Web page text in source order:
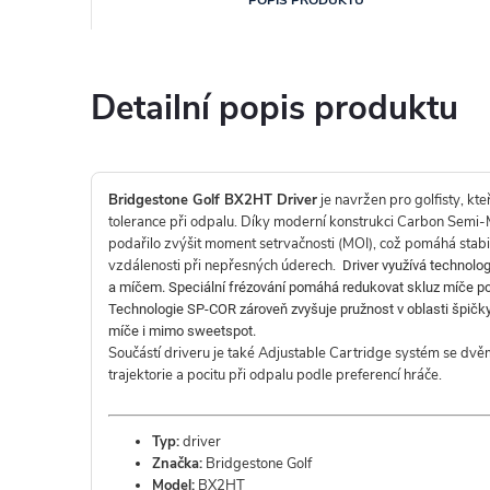
Detailní popis produktu
Bridgestone Golf BX2HT Driverje navržen pro golfisty,
tolerance při odpalu. Díky moderní konstrukci Carbon
podařilo zvýšit moment setrvačnosti (MOI), což pomáhá
vzdálenosti při nepřesných úderech. Driver využívá
a míčem. Speciální frézování pomáhá redukovat skluz míče
Technologie SP-COR zároveň zvyšuje pružnost v oblasti
míče i mimo sweetspot.
Součástí driveru je také Adjustable Cartridge systém se
trajektorie a pocitu při odpalu podle preferencí hráče.
Typ:driver
Značka: Bridgestone Golf
Model: BX2HT